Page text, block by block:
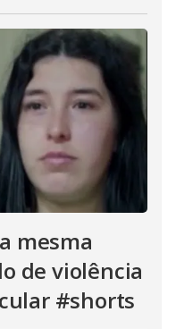
mesma
de violência
#shorts